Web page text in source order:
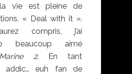
vie est pleine de
« Deal with it ».
compris, j’ai
beaucoup aimé
2. En tant
addic… euh fan de